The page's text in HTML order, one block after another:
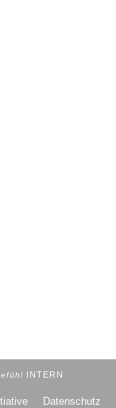
INTERN
Datenschutz